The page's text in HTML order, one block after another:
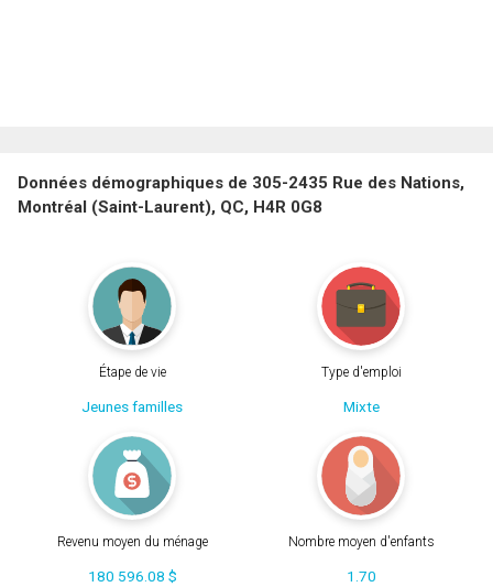
Données démographiques de 305-2435 Rue des Nations,
Montréal (Saint-Laurent), QC, H4R 0G8
Étape de vie
Jeunes familles
Type d'emploi
Mixte
Revenu moyen du ménage
180 596.08 $
Nombre moyen d'enfants
1.70